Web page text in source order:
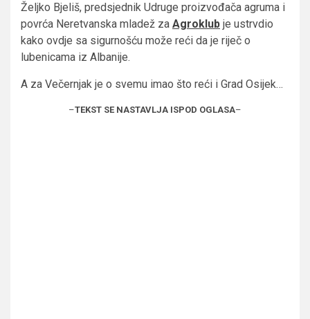
Željko Bjeliš, predsjednik Udruge proizvođača agruma i
povrća Neretvanska mladež za Agroklub je ustrvdio
kako ovdje sa sigurnošću može reći da je riječ o
lubenicama iz Albanije.
A za Večernjak je o svemu imao što reći i Grad Osijek…
–TEKST SE NASTAVLJA ISPOD OGLASA–